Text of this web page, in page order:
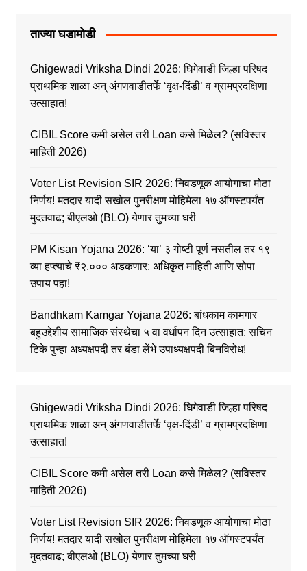
ताज्या घडामोडी
Ghigewadi Vriksha Dindi 2026: घिगेवाडी जिल्हा परिषद
प्राथमिक शाळा अन् अंगणवाडीतर्फे ‘वृक्ष-दिंडी’ व ग्रामप्रदक्षिणा
उत्साहात!
CIBIL Score कमी असेल तरी Loan कसे मिळेल? (सविस्तर
माहिती 2026)
Voter List Revision SIR 2026: निवडणूक आयोगाचा मोठा
निर्णय! मतदार यादी सखोल पुनरीक्षण मोहिमेला १७ ऑगस्टपर्यंत
मुदतवाढ; बीएलओ (BLO) येणार तुमच्या घरी
PM Kisan Yojana 2026: ‘या’ ३ गोष्टी पूर्ण नसतील तर १९
व्या हप्त्याचे ₹२,००० अडकणार; अधिकृत माहिती आणि सोपा
उपाय पहा!
Bandhkam Kamgar Yojana 2026: बांधकाम कामगार
बहुउद्देशीय सामाजिक संस्थेचा ५ वा वर्धापन दिन उत्साहात; सचिन
टिके पुन्हा अध्यक्षपदी तर बंडा लेंभे उपाध्यक्षपदी बिनविरोध!
Ghigewadi Vriksha Dindi 2026: घिगेवाडी जिल्हा परिषद
प्राथमिक शाळा अन् अंगणवाडीतर्फे ‘वृक्ष-दिंडी’ व ग्रामप्रदक्षिणा
उत्साहात!
CIBIL Score कमी असेल तरी Loan कसे मिळेल? (सविस्तर
माहिती 2026)
Voter List Revision SIR 2026: निवडणूक आयोगाचा मोठा
निर्णय! मतदार यादी सखोल पुनरीक्षण मोहिमेला १७ ऑगस्टपर्यंत
मुदतवाढ; बीएलओ (BLO) येणार तुमच्या घरी